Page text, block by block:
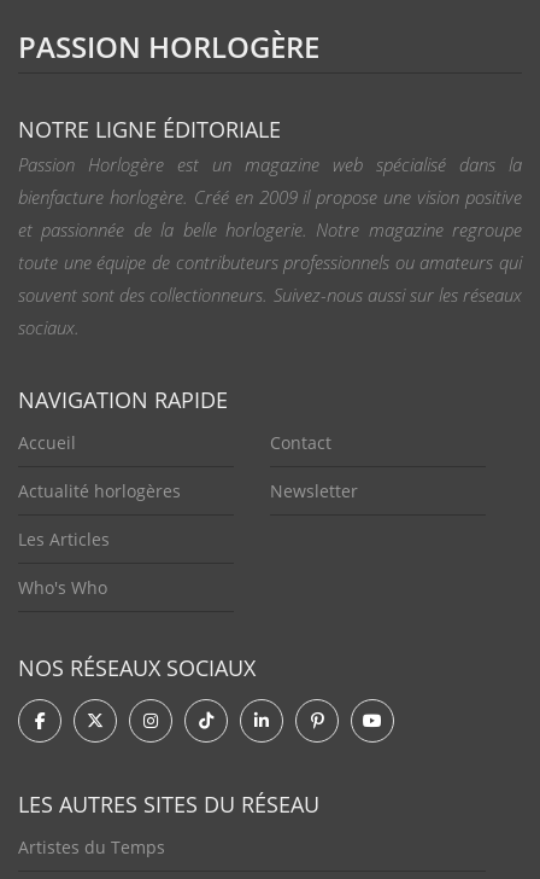
PASSION HORLOGÈRE
NOTRE LIGNE ÉDITORIALE
Passion Horlogère est un magazine web spécialisé dans la
bienfacture horlogère. Créé en 2009 il propose une vision positive
et passionnée de la belle horlogerie. Notre magazine regroupe
toute une équipe de contributeurs professionnels ou amateurs qui
souvent sont des collectionneurs. Suivez-nous aussi sur les réseaux
sociaux.
NAVIGATION RAPIDE
Accueil
Actualité horlogères
Les Articles
Who's Who
Contact
Newsletter
NOS RÉSEAUX SOCIAUX
LES AUTRES SITES DU RÉSEAU
Artistes du Temps